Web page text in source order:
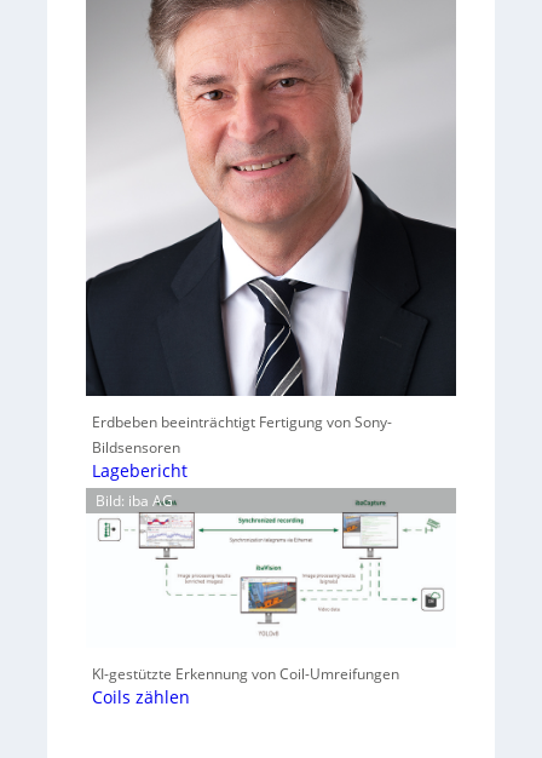
Erdbeben beeinträchtigt Fertigung von Sony-
Bildsensoren
Lagebericht
Bild: iba AG
KI-gestützte Erkennung von Coil-Umreifungen
Coils zählen